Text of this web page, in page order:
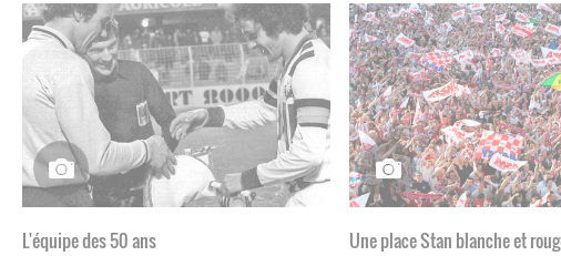
L'équipe des 50 ans Une place Stan blanche et